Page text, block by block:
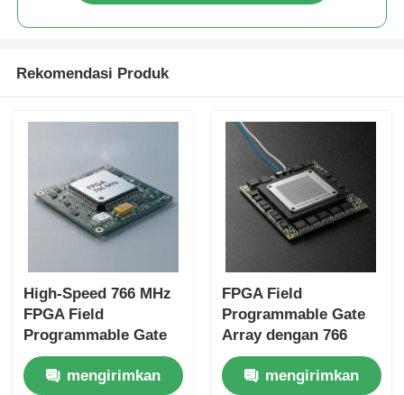
Rekomendasi Produk
High-Speed 766 MHz
FPGA Field
Programmable Gate
Array dengan 22uF
Tantalum Capacitor
mengirimkan
FPGA Field
Programmable Gate
Array dengan 766
MHz Maximum Clock
Frequency 229 Kbit
mengirimkan